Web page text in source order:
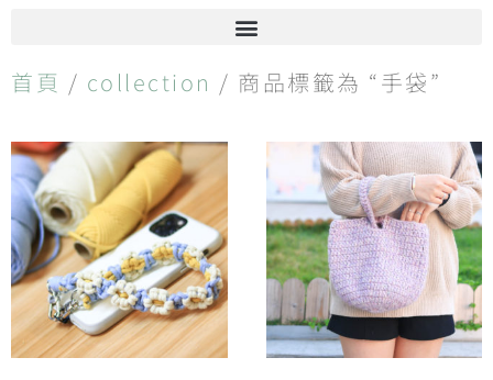
首頁 / collection / 商品標籤為 “手袋”